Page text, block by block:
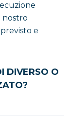
nostro
e
DIVERSO O